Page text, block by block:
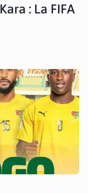
: La FIFA